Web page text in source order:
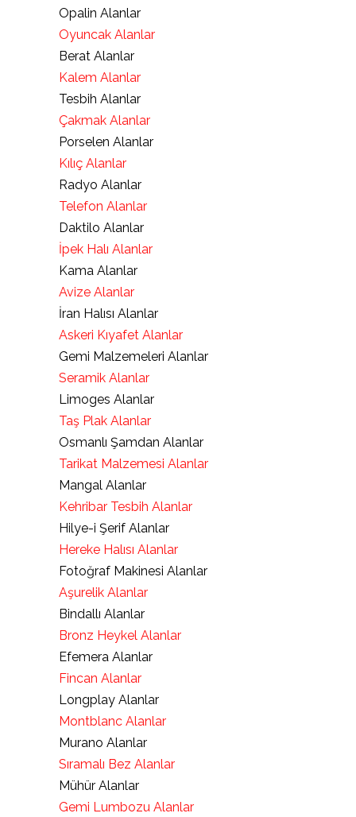
Opalin Alanlar
Oyuncak Alanlar
Berat Alanlar
Kalem Alanlar
Tesbih Alanlar
Çakmak Alanlar
Porselen Alanlar
Kılıç Alanlar
Radyo Alanlar
Telefon Alanlar
Daktilo Alanlar
İpek Halı Alanlar
Kama Alanlar
Avize Alanlar
İran Halısı Alanlar
Askeri Kıyafet Alanlar
Gemi Malzemeleri Alanlar
Seramik Alanlar
Limoges Alanlar
Taş Plak Alanlar
Osmanlı Şamdan Alanlar
Tarikat Malzemesi Alanlar
Mangal Alanlar
Kehribar Tesbih Alanlar
Hilye-i Şerif Alanlar
Hereke Halısı Alanlar
Fotoğraf Makinesi Alanlar
Aşurelik Alanlar
Bindallı Alanlar
Bronz Heykel Alanlar
Efemera Alanlar
Fincan Alanlar
Longplay Alanlar
Montblanc Alanlar
Murano Alanlar
Sıramalı Bez Alanlar
Mühür Alanlar
Gemi Lumbozu Alanlar